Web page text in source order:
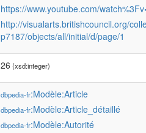
https://www.youtube.com/
http://visualarts.britishcouncil.org/
p7187/objects/all/initial/d/page/1
26 (xsd:integer)
dbpedia-fr:Modèle:Article
dbpedia-fr:Modèle:Article_détaillé
dbpedia-fr:Modèle:Autorité